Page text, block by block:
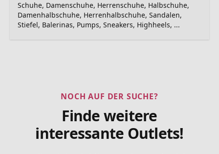
Schuhe, Damenschuhe, Herrenschuhe, Halbschuhe,
Damenhalbschuhe, Herrenhalbschuhe, Sandalen,
Stiefel, Balerinas, Pumps, Sneakers, Highheels, ...
NOCH AUF DER SUCHE?
Finde weitere
interessante Outlets!